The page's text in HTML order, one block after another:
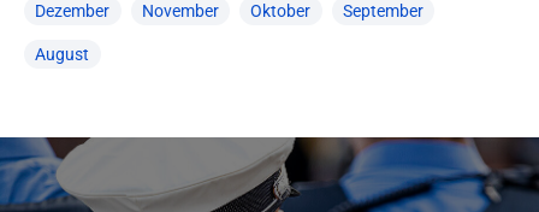
Dezember November Oktober September
August